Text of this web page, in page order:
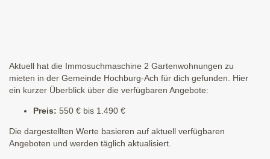
Aktuell hat die Immosuchmaschine 2 Gartenwohnungen zu
mieten in der Gemeinde Hochburg-Ach für dich gefunden. Hier
ein kurzer Überblick über die verfügbaren Angebote:
Preis: 550 € bis 1.490 €
Die dargestellten Werte basieren auf aktuell verfügbaren
Angeboten und werden täglich aktualisiert.